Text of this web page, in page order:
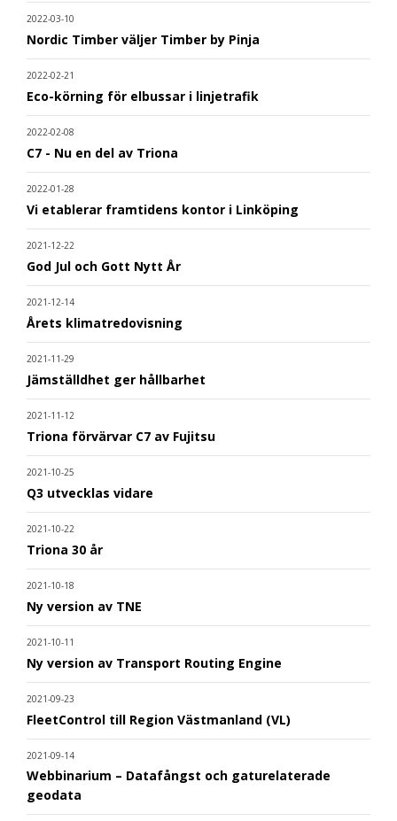
2022-03-10
Nordic Timber väljer Timber by Pinja
2022-02-21
Eco-körning för elbussar i linjetrafik
2022-02-08
C7 - Nu en del av Triona
2022-01-28
Vi etablerar framtidens kontor i Linköping
2021-12-22
God Jul och Gott Nytt År
2021-12-14
Årets klimatredovisning
2021-11-29
Jämställdhet ger hållbarhet
2021-11-12
Triona förvärvar C7 av Fujitsu
2021-10-25
Q3 utvecklas vidare
2021-10-22
Triona 30 år
2021-10-18
Ny version av TNE
2021-10-11
Ny version av Transport Routing Engine
2021-09-23
FleetControl till Region Västmanland (VL)
2021-09-14
Webbinarium – Datafångst och gaturelaterade
geodata